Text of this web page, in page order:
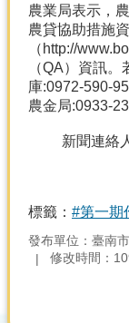
政
資
覽
農業局表示，
農貸協助措施
（ http://
（QA）資訊
庫:0972-590-
農金局:0933-
新聞連絡
標籤： #第一期
發布單位：臺南
修改時間：